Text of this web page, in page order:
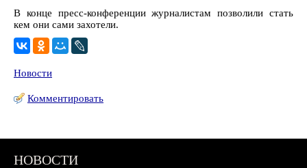
В конце пресс-конференции журналистам позволили стать
кем они сами захотели.
Новости
Комментировать
НОВОСТИ